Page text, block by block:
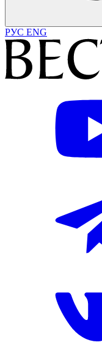
РУС ENG